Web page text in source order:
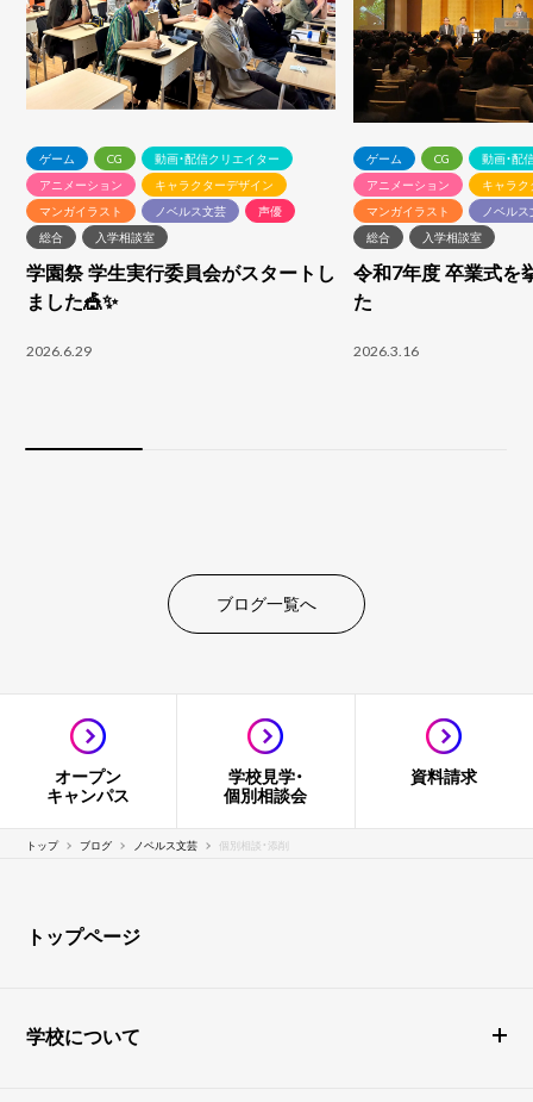
ゲーム CG
動画・配信クリエイター
アニメーション
キャラクターデザイン
マンガイラスト
ノベルス文芸
声優
総合
入学相談室
学園祭 学生実行委員会がスタートし
ました🎪✨
2026.6.29
ゲーム CG
動画・配
アニメーション
キャラ
マンガイラスト
ノベル
総合
入学相談室
令和7年度 卒業式を
た
2026.3.16
ブログ一覧へ
オープン
キャンパス
学校見学・
個別相談会
資料請求
トップ ブログ ノベルス文芸 個別相談・添削
トップページ
学校について